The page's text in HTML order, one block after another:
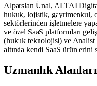
Alparslan Ünal, ALTAI
hukuk, lojistik, gayrimenkul,
sektörlerinden işletmelere
ve özel SaaS platformları
(hukuk teknolojisi) ve Analist
altında kendi SaaS ürünlerini
Uzmanlık Alanları